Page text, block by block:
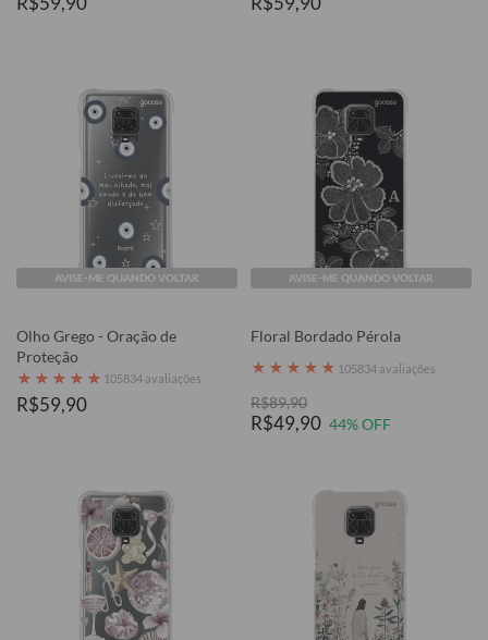
AVISE-ME QUANDO VOLTAR
Olho Grego - Oração de
Proteção
★ ★ ★ ★ ★ 105834 avaliações
R$59,90
AVISE-ME QUANDO VOLTAR
Floral Bordado Pérola
★ ★ ★ ★ ★ 105834 avaliações
R$89,90
R$49,90 44% OFF